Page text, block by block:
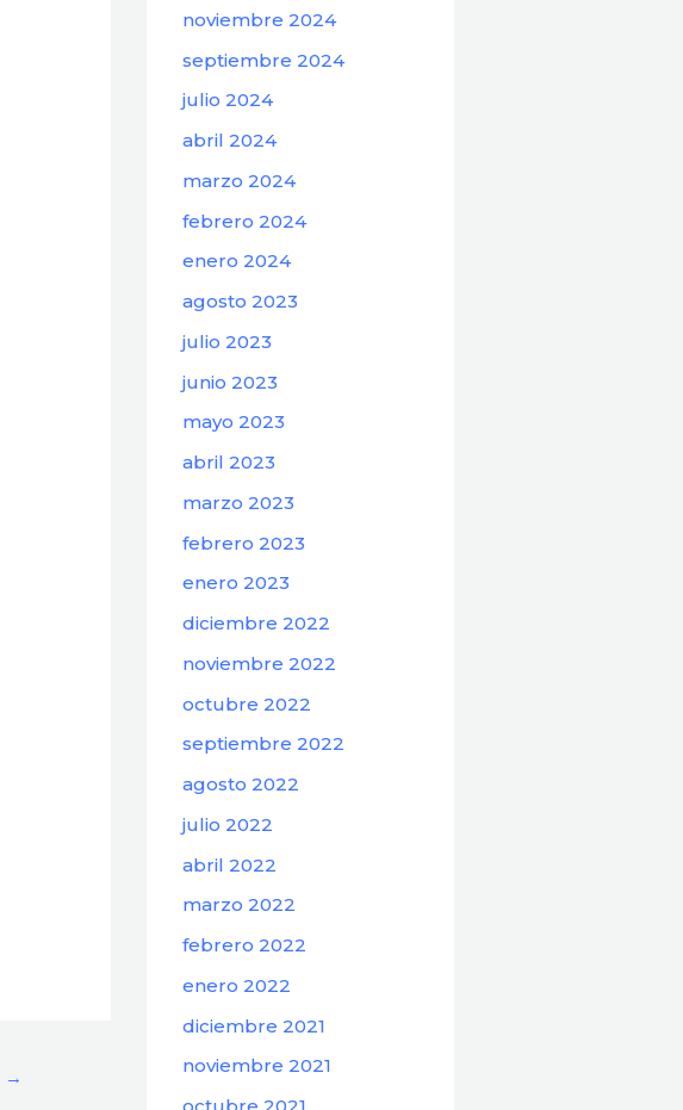
→
noviembre 2024
septiembre 2024
julio 2024
abril 2024
marzo 2024
febrero 2024
enero 2024
agosto 2023
julio 2023
junio 2023
mayo 2023
abril 2023
marzo 2023
febrero 2023
enero 2023
diciembre 2022
noviembre 2022
octubre 2022
septiembre 2022
agosto 2022
julio 2022
abril 2022
marzo 2022
febrero 2022
enero 2022
diciembre 2021
noviembre 2021